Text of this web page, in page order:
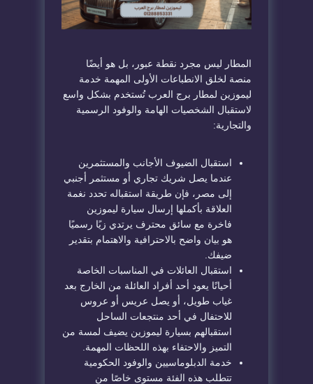
المطار ليس مجرد نقطة عبور، بل هو أيضًا
منصة لخلق الانطباعات الأولى المهمة خدمة
ليموزين لمطار برج العرب تُستخدم بشكل واسع
لاستقبال الشخصيات الهامة والوفود الرسمية
والتجارية:
استقبال الضيوف الأجانب والمستثمرين
عندما يصل شريك تجاري أو مستثمر أجنبي
إلى مصر، فإن طريقة استقباله تحدد نغمة
العلاقة بأكملها إرسال سيارة ليموزين
فاخرة مع سائق محترف يرتدي زيًا رسميًا
هو بيان واضح بالاحترافية والاهتمام بتقدير
ضيفك.
استقبال العائلات في المناسبات الخاصة
أحيانًا يعود أحد أفراد العائلة من الخارج بعد
غياب طويل، أو يصل عريس أو عروس
للاحتفال في أحد منتجعات الساحل
استقبالهم بسيارة ليموزين يضيف لمسة من
التميز والاحتفاء بهذه اللحظات المهمة.
خدمة الدبلوماسيين والوفود الحكومية
تتطلب هذه الفئة مستوى خاصًا من